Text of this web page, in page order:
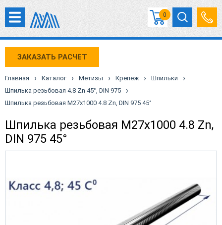
0
ЗАКАЗАТЬ РАСЧЕТ
Главная › Каталог › Метизы › Крепеж › Шпильки ›
Шпилька резьбовая 4.8 Zn 45°, DIN 975 ›
Шпилька резьбовая М27х1000 4.8 Zn, DIN 975 45°
Шпилька резьбовая М27х1000 4.8 Zn,
DIN 975 45°